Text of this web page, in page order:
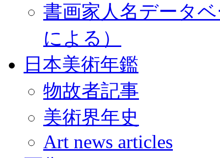
書画家人名データ
による）
日本美術年鑑
物故者記事
美術界年史
Art news articles